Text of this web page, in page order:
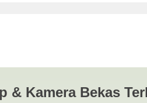
& Kamera Bekas